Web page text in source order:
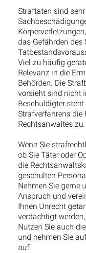
Straftaten sind
das Gefährden des
Viel zu häufig
Relevanz in die
Behörden. Die
vorsieht sind nicht
Beschuldigter
Strafverfahrens die
Rechtsanwaltes zu.
Wenn Sie
ob Sie Täter oder
die
geschulten
Nehmen Sie gerne
Anspruch und
Ihnen Unrecht
verdächtigt
Nutzen Sie auch
und nehmen Sie
auf.